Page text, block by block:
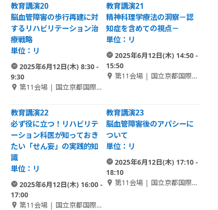
教育講演20
脳血管障害の歩行再建に対
するリハビリテーション治
療戦略
単位：リ
2025年6月12日(木) 8:30 -
9:30
第11会場 | 国立京都国際会
教育講演21
精神科理学療法の洞察－認
知症を含めての視点－
単位：リ
2025年6月12日(木) 14:50 -
15:50
第11会場 | 国立京都国際会
教育講演22
必ず役に立つ！リハビリテ
ーション科医が知っておき
たい「せん妄」の実践的知
識
単位：リ
2025年6月12日(木) 16:00 -
17:00
第11会場 | 国立京都国際会
教育講演23
脳血管障害後のアパシーに
ついて
単位：リ
2025年6月12日(木) 17:10 -
18:10
第11会場 | 国立京都国際会